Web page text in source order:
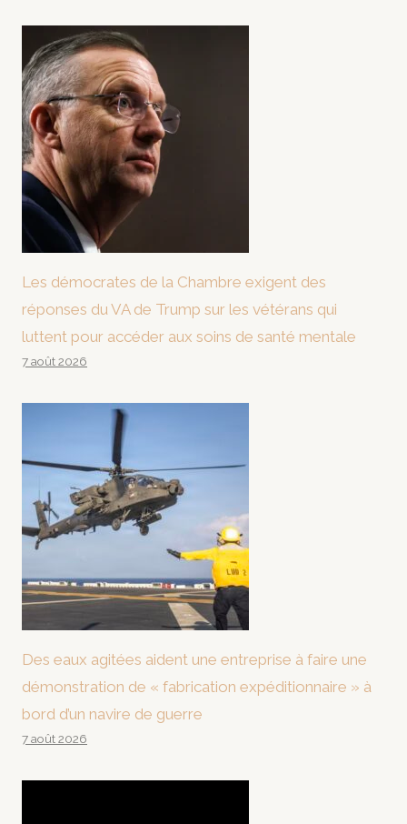
Les démocrates de la Chambre exigent des
réponses du VA de Trump sur les vétérans qui
luttent pour accéder aux soins de santé mentale
7 août 2026
Des eaux agitées aident une entreprise à faire une
démonstration de « fabrication expéditionnaire » à
bord d’un navire de guerre
7 août 2026